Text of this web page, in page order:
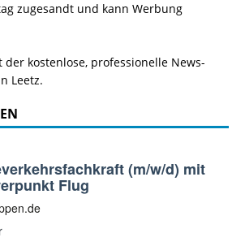
zugesandt und kann Werbung
der kostenlose, professionelle News-
Leetz.